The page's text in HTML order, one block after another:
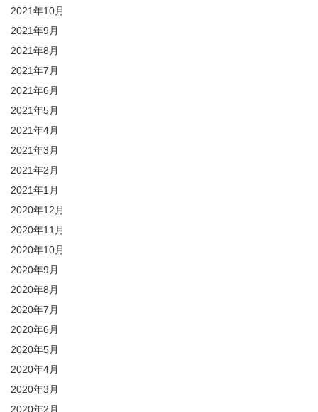
2021年10月
2021年9月
2021年8月
2021年7月
2021年6月
2021年5月
2021年4月
2021年3月
2021年2月
2021年1月
2020年12月
2020年11月
2020年10月
2020年9月
2020年8月
2020年7月
2020年6月
2020年5月
2020年4月
2020年3月
2020年2月